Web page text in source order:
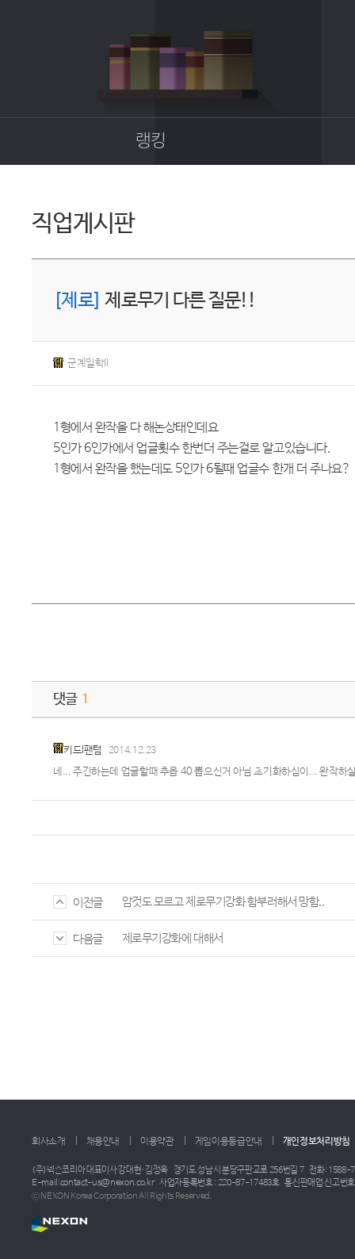
랭킹
직업게시판
[제로] 제로무기 다른 질문!!
군계일학II
1형에서 완작을 다 해논상태인데요
5인가 6인가에서 업글횟수 한번더 주는걸로 알고있습니다.
1형에서 완작을 했는데도 5인가 6될때 업글수 한개 더 주나요?
댓글 1
키드l팬텀 2014.12.23
네... 주긴하는데 업글할때 추옵 40 뽑으신거 아님 초기화하심이... 완작
이전글 암것도 모르고 제로무기강화 함부러해서 망함..
다음글 제로무기강화에 대해서
회사소개 채용안내 이용약관 게임이용등급안내 개인정보처리방침
(주)넥슨코리아 대표이사 강대현·김정욱 경기도 성남시 분당구판교로 256번길 7 전화: 1588-
E-mail:contact-us@nexon.co.kr 사업자등록번호 : 220-87-17483호 통신판매업 신고번
ⓒ NEXON Korea Corporation All Rights Reserved.